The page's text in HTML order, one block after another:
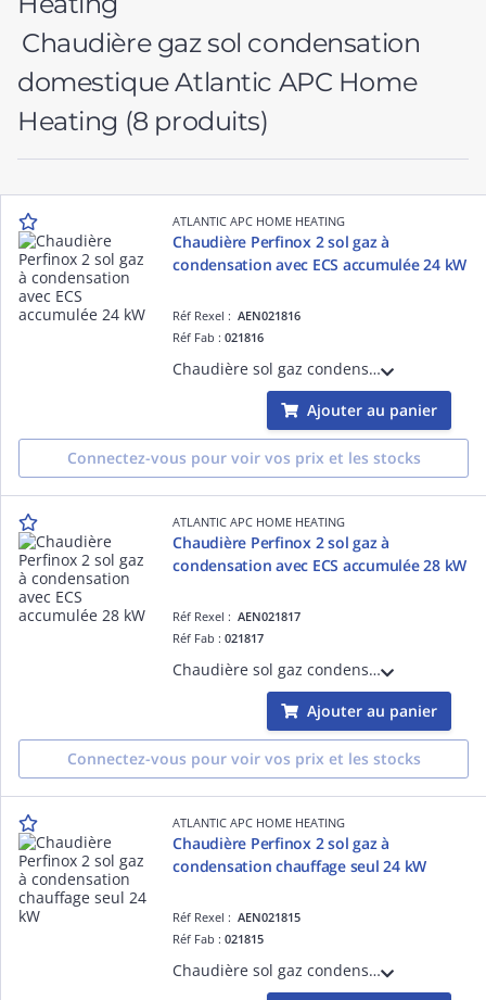
Chaudière gaz sol condensation
domestique Atlantic APC Home
Heating (8 produits)
ATLANTIC APC HOME HEATING
Chaudière Perfinox 2 sol gaz à
condensation avec ECS accumulée 24 kW
Réf Rexel :AEN021816
Réf Fab :021816
Chaudière sol gaz condensation chauffage 24 kW + production ECS avec ballon intégré 105 L
Ajouter au panier
Connectez-vous pour voir vos prix et les stocks
ATLANTIC APC HOME HEATING
Chaudière Perfinox 2 sol gaz à
condensation avec ECS accumulée 28 kW
Réf Rexel :AEN021817
Réf Fab :021817
Chaudière sol gaz condensation chauffage 28 kW + production ECS avec ballon intégré 105 L
Ajouter au panier
Connectez-vous pour voir vos prix et les stocks
ATLANTIC APC HOME HEATING
Chaudière Perfinox 2 sol gaz à
condensation chauffage seul 24 kW
Réf Rexel :AEN021815
Réf Fab :021815
Chaudière sol gaz condensation, chauffage seul, 24 kW cheminée / ventouse (avec possibilité d'ECS déportée en option)